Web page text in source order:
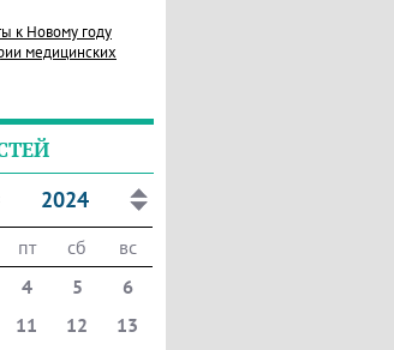
к Новому году
медицинских
2024
пт сб
вс
4 5
6
11 12
13